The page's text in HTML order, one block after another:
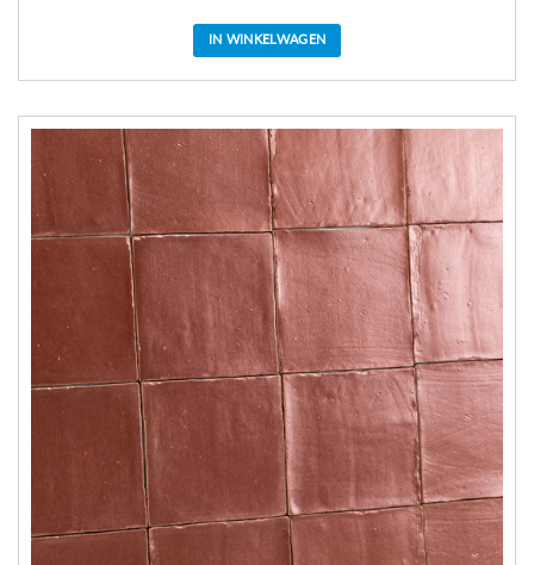
IN WINKELWAGEN